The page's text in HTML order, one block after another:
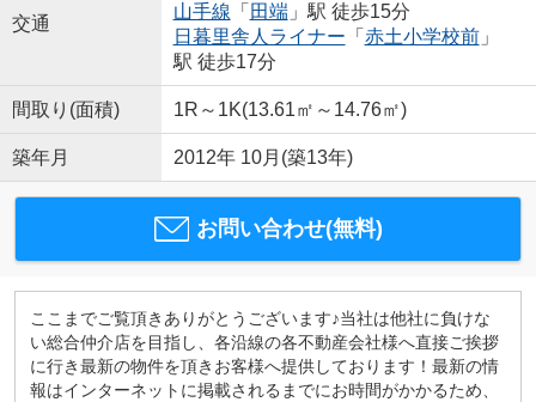
交通
山手線 「 田端」駅 徒歩15分
日暮里舎人ライナー 「 赤土小学校前」
駅 徒歩17分
間取り(面積) 1R～1K(13.61㎡～14.76㎡)
築年月 2012年 10月(築13年)
お問い合わせ(無料)
ここまでご覧頂きありがとうございます♪当社は他社に負けな
い総合仲介店を目指し、各沿線の各不動産会社様へ直接ご挨拶
に行き最新の物件を頂きお客様へ提供しております！最新の情
報はインターネットに掲載されるまでにお時間がかかるため、